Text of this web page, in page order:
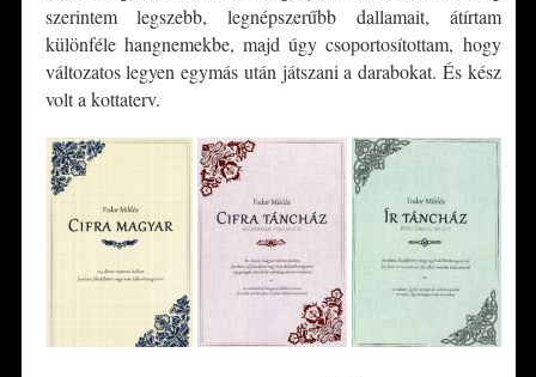
szerintem legszebb, legnépszerűbb dallamait, átírtam
különféle hangnemekbe, majd úgy csoportosítottam, hogy
változatos legyen egymás után játszani a darabokat. És kész
volt a kottaterv.